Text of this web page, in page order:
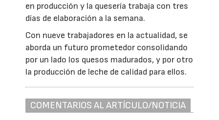
en producción y la quesería trabaja con tres
días de elaboración a la semana.
Con nueve trabajadores en la actualidad, se
aborda un futuro prometedor consolidando
por un lado los quesos madurados, y por otro
la producción de leche de calidad para ellos.
COMENTARIOS AL ARTÍCULO/NOTICIA